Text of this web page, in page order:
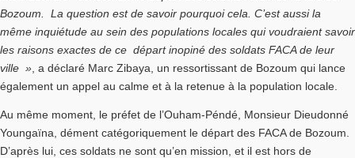
Bozoum. La question est de savoir pourquoi cela. C’est aussi la
même inquiétude au sein des populations locales qui voudraient savoir
les raisons exactes de ce départ inopiné des soldats FACA de leur
ville » , a déclaré Marc Zibaya, un ressortissant de Bozoum qui lance
également un appel au calme et à la retenue à la population locale.
Au même moment, le préfet de l’Ouham-Péndé, Monsieur Dieudonné
Youngaïna, dément catégoriquement le départ des FACA de Bozoum.
D’après lui, ces soldats ne sont qu’en mission, et il est hors de